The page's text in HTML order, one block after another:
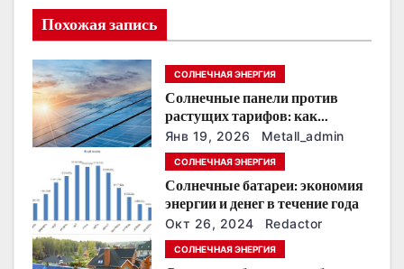
я
п
о
з
п
и
Похожая запись
СОЛНЕЧНАЯ ЭНЕРГИЯ
Солнечные панели против
растущих тарифов: как
сохранить
энергонезависимость в
ближайшие годы
Янв 19, 2026 Metall_admin
СОЛНЕЧНАЯ ЭНЕРГИЯ
Солнечные батареи: экономия
энергии и денег в течение года
Окт 26, 2024 Redactor
СОЛНЕЧНАЯ ЭНЕРГИЯ